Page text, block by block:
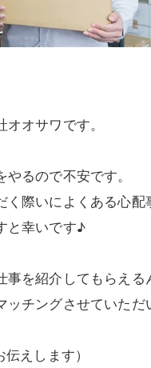
オサワです。
るので不安です。
際いによくある心
と幸いです♪
事を紹介してもらえ
チングさせていただ
えします）